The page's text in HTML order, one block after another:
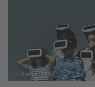
© Goethe-Institut